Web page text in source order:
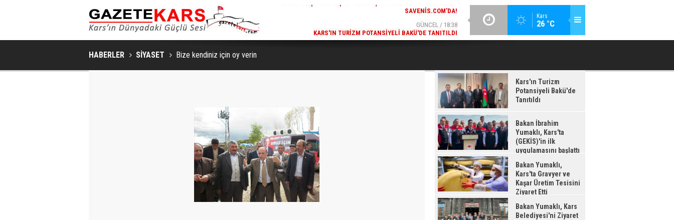
Kars
26 °C
SAKIN VE ŞIK BIR YAŞAM ALANI İÇIN YATAK ODASI MODELLERI
SAVENIS.COM’DA!
GÜNCEL / 18:38
KARS'IN TURIZM POTANSIYELI BAKÜ'DE TANITILDI
BAKAN İBRAHIM YUMAKLI, KARS'TA (GEKİS)'IN ILK
HABERLER SİYASET Bize kendiniz için oy verin
Kars'ın Turizm
Potansiyeli Bakü'de
Tanıtıldı
Bakan İbrahim
Yumaklı, Kars'ta
(GEKİS)'in ilk
uygulamasını başlattı
Bakan Yumaklı,
Kars'ta Gravyer ve
Kaşar Üretim Tesisini
Ziyaret Etti
Bakan Yumaklı, Kars
Belediyesi'ni Ziyaret